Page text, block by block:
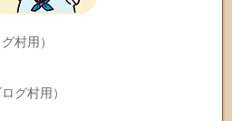
村用）
グ村用）